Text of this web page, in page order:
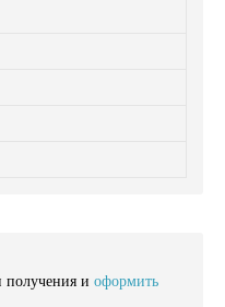
получения и оформить